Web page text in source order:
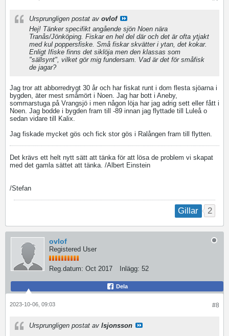
Ursprungligen postat av ovlof
Hej! Tänker specifikt angående sjön Noen nära
Tranås/Jönköping. Fiskar en hel del där och det är ofta ytjakt
med kul poppersfiske. Små fiskar skvätter i ytan, det kokar.
Enligt Ifiske finns det siklöja men den klassas som
"sällsynt", vilket gör mig fundersam. Vad är det för småfisk
de jagar?
Jag tror att abborredrygt 30 år och har fiskat runt i dom flesta sjöarna i
bygden, äter mest småmört i Noen. Jag har bott i Aneby,
sommarstuga på Vrangsjö i men någon löja har jag adrig sett eller fått i
Noen. Jag bodde i bygden fram till -89 innan jag flyttade till Luleå o
sedan vidare till Kalix.
Jag fiskade mycket gös och fick stor gös i Ralången fram till flytten.
Det krävs ett helt nytt sätt att tänka för att lösa de problem vi skapat
med det gamla sättet att tänka. /Albert Einstein
/Stefan
Gillar 2
ovlof
Registered User
Reg.datum: Oct 2017 Inlägg: 52
Dela
#8
2023-10-06, 09:03
Ursprungligen postat av lsjonsson